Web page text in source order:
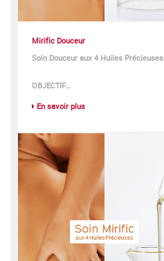
Mirific Douceur
Soin Douceur aux 4 Huiles Précieuses
OBJECTIF...
En savoir plus